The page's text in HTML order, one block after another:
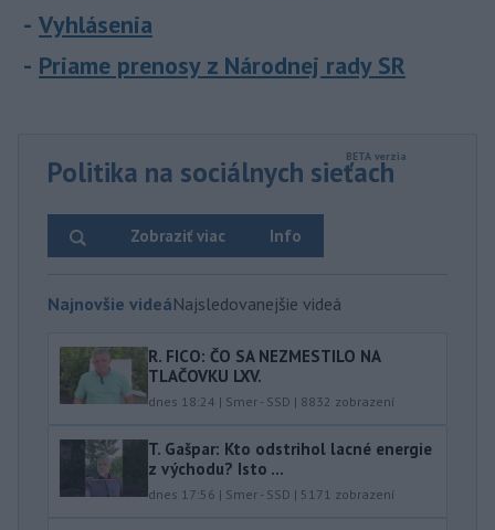
Vyhlásenia
Priame prenosy z Národnej rady SR
Politika na sociálnych sieťach
Info
Zobraziť viac
Najnovšie videáNajsledovanejšie videá
R. FICO: ČO SA NEZMESTILO NA
TLAČOVKU LXV.
dnes 18:24 | Smer - SSD | 8832 zobrazení
T. Gašpar: Kto odstrihol lacné energie
z východu? Isto ...
dnes 17:56 | Smer - SSD | 5171 zobrazení